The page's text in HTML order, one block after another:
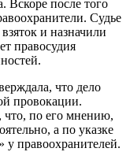
после того
Судье
и назначили
правосудия
что дело
провокации.
что, по его мнению,
а по указке
у правоохранителей.